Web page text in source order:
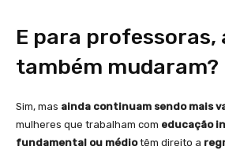
E para professoras,
também mudaram?
Sim, mas ainda continuam sendo mais
mulheres que trabalham com educação
fundamental ou médiotêm direito a